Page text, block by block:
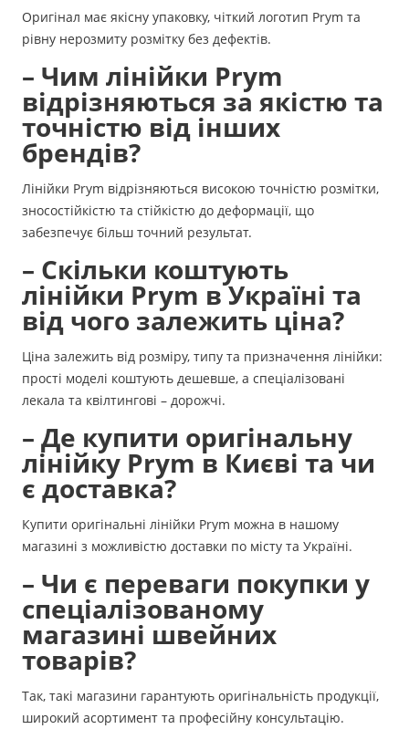
Оригінал має якісну упаковку, чіткий логотип Prym та
рівну нерозмиту розмітку без дефектів.
– Чим лінійки Prym
відрізняються за якістю та
точністю від інших
брендів?
Лінійки Prym відрізняються високою точністю розмітки,
зносостійкістю та стійкістю до деформації, що
забезпечує більш точний результат.
– Скільки коштують
лінійки Prym в Україні та
від чого залежить ціна?
Ціна залежить від розміру, типу та призначення лінійки:
прості моделі коштують дешевше, а спеціалізовані
лекала та квілтингові – дорожчі.
– Де купити оригінальну
лінійку Prym в Києві та чи
є доставка?
Купити оригінальні лінійки Prym можна в нашому
магазині з можливістю доставки по місту та Україні.
– Чи є переваги покупки у
спеціалізованому
магазині швейних
товарів?
Так, такі магазини гарантують оригінальність продукції,
широкий асортимент та професійну консультацію.